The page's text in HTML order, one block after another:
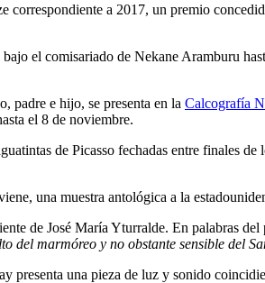
correspondiente a 2017, un premio
el comisariado de Nekane Aramburu
padre e hijo, se presenta en la Calcografía
el 8 de noviembre.
de Picasso fechadas entre finales
una muestra antológica a la
de José María Yturralde. En palabras
marmóreo y no obstante sensible del
una pieza de luz y sonido